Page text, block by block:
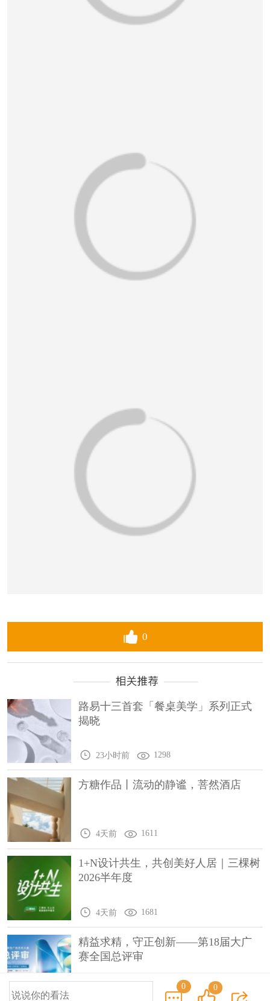
0
路易十三首套「餐桌美学」系列正式
揭晓
23小时前 1298
方糖作品丨流动的静谧，菩然酒店
4天前 1611
1+N设计共生，共创美好人居｜三棵树
2026半年度
4天前 1681
精益求精，守正创新——第18届大广
赛全国总评审
0 0